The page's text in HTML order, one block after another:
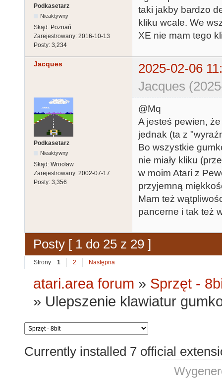
Podkasetarz
Nieaktywny
Skąd: Poznań
Zarejestrowany: 2016-10-13
Posty: 3,234
taki jakby bardzo
kliku wcale. We
XE nie mam tego
Jacques
2025-02-06
Jacques
Podkasetarz
Nieaktywny
Skąd: Wrocław
Zarejestrowany: 2002-07-17
Posty: 3,356
@Mq
A jesteś pewien,
jednak (ta z
Bo wszystkie
nie miały kliku
w moim Atari z
przyjemną
Mam też
pancerne i tak też
Posty [ 1 do 25 z 29 ]
Strony 1 2 Następna
atari.area forum » Sprzęt -
» Ulepszenie klawiatur
Currently installed 7 official